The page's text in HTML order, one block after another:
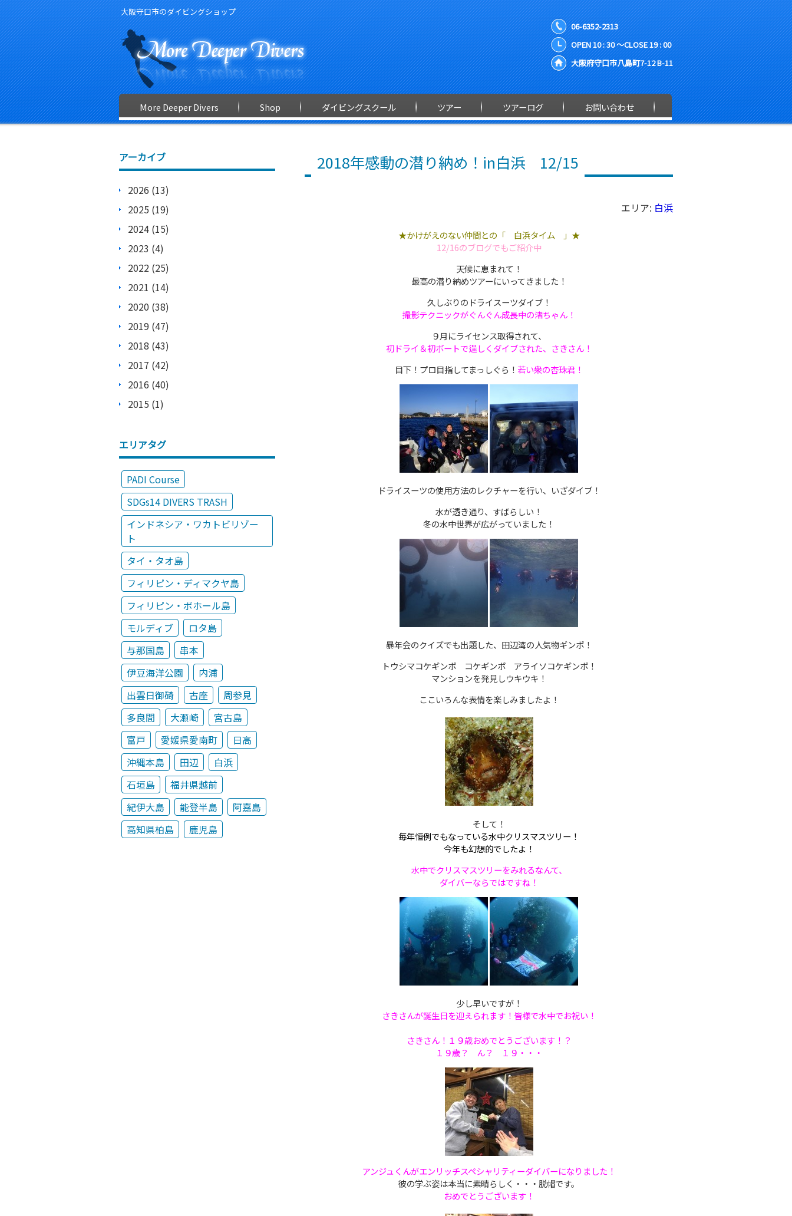
大阪守口市のダイビングショップ
06-6352-2313
OPEN 10 : 30 ～CLOSE 19 : 00
大阪府守口市八島町7-12 B-11
More Deeper Divers Shop ダイビングスクール ツアー ツアーログ お問い合わせ
2018年感動の潜り納め！in白浜 12/15
エリア: 白浜
★かけがえのない仲間との「 白浜タイム 」★
12/16のブログでもご紹介中
天候に恵まれて！
最高の潜り納めツアーにいってきました！
久しぶりのドライスーツダイブ！
撮影テクニックがぐんぐん成長中の渚ちゃん！
９月にライセンス取得されて、
初ドライ＆初ボートで逞しくダイブされた、 さきさん！
目下！プロ目指してまっしぐら！ 若い衆の杏珠君！
ドライスーツの使用方法のレクチャーを行い、いざダイブ！
水が透き通り、すばらしい！
冬の水中世界が広がっていました！
暴年会のクイズでも出題した、田辺湾の人気物ギンポ！
トウシマコケギンポ コケギンポ アライソコケギンポ！
マンションを発見しウキウキ！
ここいろんな表情を楽しみましたよ！
そして！
毎年恒例でもなっている水中クリスマスツリー！
今年も幻想的でしたよ！
水中でクリスマスツリーをみれるなんて、
ダイバーならではですね！
少し早いですが！
さきさんが誕生日を迎えられます！ 皆様で水中でお祝い！
さきさん！１９歳おめでとうございます！？
１９歳？ ん？ １９・・・
アンジュくんがエンリッチスペシャリティーダイバーになりました！
彼の学ぶ姿は本当に素晴らしく・・・脱帽です。
おめでとうございます！
アーカイブ
2026 (13)
2025 (19)
2024 (15)
2023 (4)
2022 (25)
2021 (14)
2020 (38)
2019 (47)
2018 (43)
2017 (42)
2016 (40)
2015 (1)
エリアタグ
PADI Course
SDGs14 DIVERS TRASH
インドネシア・ワカトビリゾー
ト
タイ・タオ島
フィリピン・ディマクヤ島
フィリピン・ボホール島
モルディブ
ロタ島
与那国島
串本
伊豆海洋公園
内浦
出雲日御碕
古座
周参見
多良間
大瀬崎
宮古島
富戸
愛媛県愛南町
日高
沖縄本島
田辺
白浜
石垣島
福井県越前
紀伊大島
能登半島
阿嘉島
高知県柏島
鹿児島